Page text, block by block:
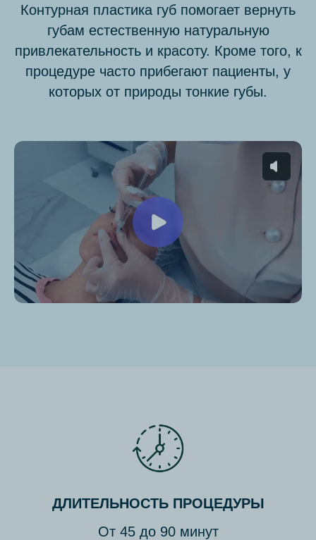
Контурная пластика губ помогает вернуть
губам естественную натуральную
привлекательность и красоту. Кроме того, к
процедуре часто прибегают пациенты, у
которых от природы тонкие губы.
ДЛИТЕЛЬНОСТЬ ПРОЦЕДУРЫ
От 45 до 90 минут